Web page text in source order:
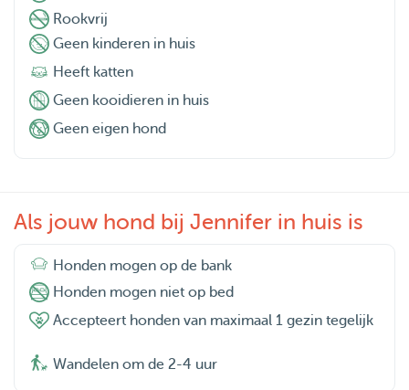
Even in de auto springen en we staan op het strand voor
een fijne strandwandeling. Dus ga je er even tussenuit of
wil je je hond overdag niet alleen thuis laten? Ik zie je
bericht graag tegemoet 😊
Ga je op vakantie en zoek je iemand om voor je katten te
Tarieven
Uitlaten: Het tarief voor 1 hond voor een wandeling is €20
Rookvrij
Geen kinderen in huis
Heeft katten
Geen kooidieren in huis
Geen eigen hond
Als jouw hond bij Jennifer in huis is
Honden mogen op de bank
Honden mogen niet op bed
Accepteert honden van maximaal 1 gezin tegelijk
Wandelen om de 2-4 uur